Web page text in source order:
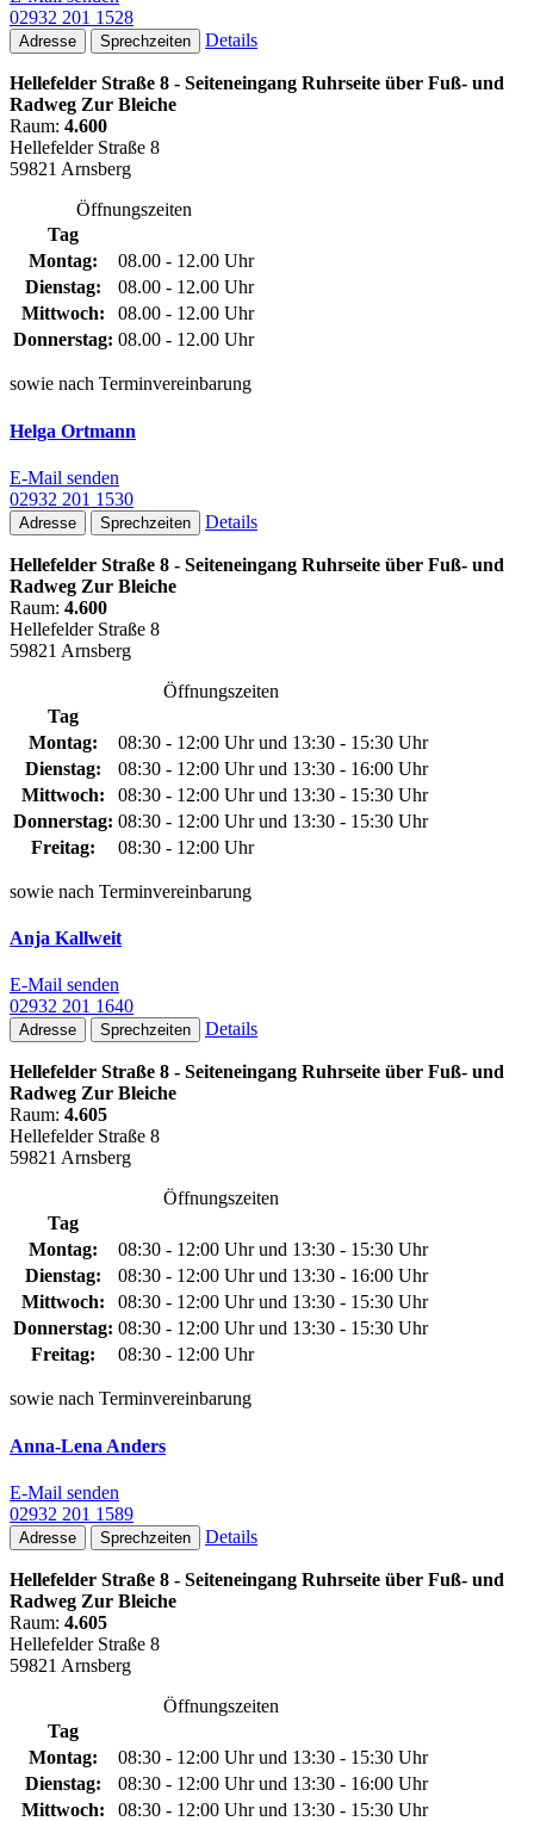
02932 201 1528
Adresse Sprechzeiten Details
Hellefelder Straße 8 - Seiteneingang Ruhrseite über Fuß- und
Radweg Zur Bleiche
Raum: 4.600
Hellefelder Straße 8
59821 Arnsberg
Öffnungszeiten
Tag
Montag:
08.00 - 12.00 Uhr
Dienstag:
08.00 - 12.00 Uhr
Mittwoch:
08.00 - 12.00 Uhr
Donnerstag: 08.00 - 12.00 Uhr
sowie nach Terminvereinbarung
Helga Ortmann
E-Mail senden
02932 201 1530
Adresse Sprechzeiten Details
Hellefelder Straße 8 - Seiteneingang Ruhrseite über Fuß- und
Radweg Zur Bleiche
Raum: 4.600
Hellefelder Straße 8
59821 Arnsberg
Öffnungszeiten
Tag
Montag:
08:30 - 12:00 Uhr und 13:30 - 15:30 Uhr
Dienstag:
08:30 - 12:00 Uhr und 13:30 - 16:00 Uhr
Mittwoch:
08:30 - 12:00 Uhr und 13:30 - 15:30 Uhr
Donnerstag: 08:30 - 12:00 Uhr und 13:30 - 15:30 Uhr
Freitag:
08:30 - 12:00 Uhr
sowie nach Terminvereinbarung
Anja Kallweit
E-Mail senden
02932 201 1640
Adresse Sprechzeiten Details
Hellefelder Straße 8 - Seiteneingang Ruhrseite über Fuß- und
Radweg Zur Bleiche
Raum: 4.605
Hellefelder Straße 8
59821 Arnsberg
Öffnungszeiten
Tag
Montag:
08:30 - 12:00 Uhr und 13:30 - 15:30 Uhr
Dienstag:
08:30 - 12:00 Uhr und 13:30 - 16:00 Uhr
Mittwoch:
08:30 - 12:00 Uhr und 13:30 - 15:30 Uhr
Donnerstag: 08:30 - 12:00 Uhr und 13:30 - 15:30 Uhr
Freitag:
08:30 - 12:00 Uhr
sowie nach Terminvereinbarung
Anna-Lena Anders
E-Mail senden
02932 201 1589
Adresse Sprechzeiten Details
Hellefelder Straße 8 - Seiteneingang Ruhrseite über Fuß- und
Radweg Zur Bleiche
Raum: 4.605
Hellefelder Straße 8
59821 Arnsberg
Öffnungszeiten
Tag
Montag:
08:30 - 12:00 Uhr und 13:30 - 15:30 Uhr
Dienstag:
08:30 - 12:00 Uhr und 13:30 - 16:00 Uhr
Mittwoch:
08:30 - 12:00 Uhr und 13:30 - 15:30 Uhr